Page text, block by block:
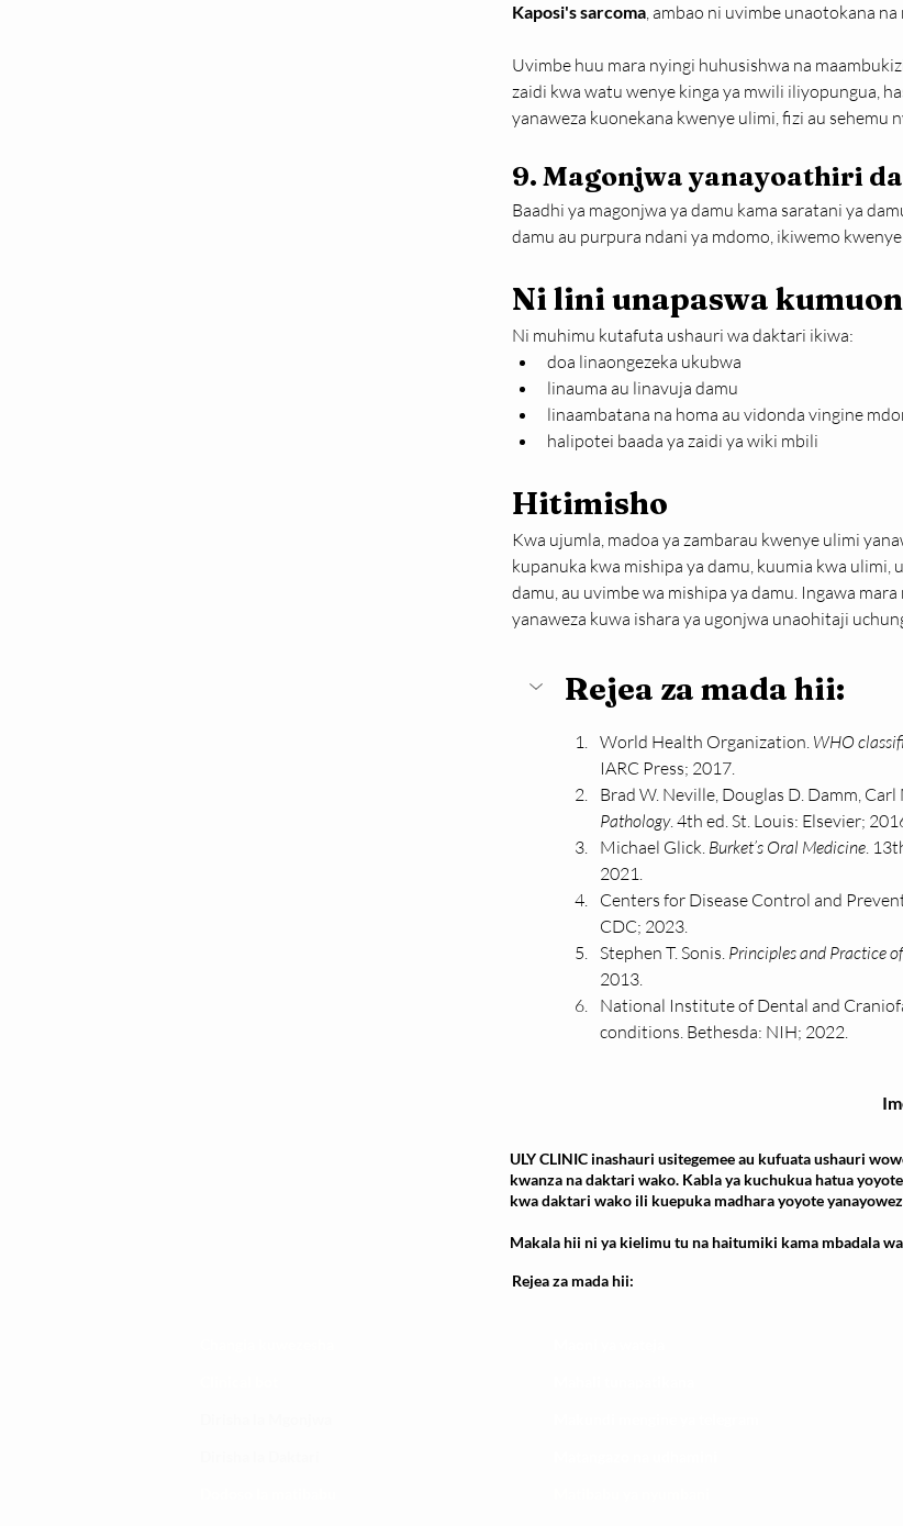
Kaposi's sarcoma, ambao ni uvimbe unaotokana na
Uvimbe huu mara nyingi huhusishwa na
zaidi kwa watu wenye kinga ya mwili iliyopungua,
yanaweza kuonekana kwenye ulimi, fizi au sehemu
9. Magonjwa yanayoathiri
Baadhi ya magonjwa ya damu kama saratani ya
damu au purpura ndani ya mdomo, ikiwemo
Ni lini unapaswa
Ni muhimu kutafuta ushauri wa daktari ikiwa:
doa linaongezeka ukubwa
linauma au linavuja damu
linaambatana na homa au vidonda vingine
halipotei baada ya zaidi ya wiki mbili
Hitimisho
Kwa ujumla, madoa ya zambarau kwenye ulimi
kupanu­ka kwa mishipa ya damu, kuumia kwa
damu, au uvimbe wa mishipa ya damu. Ingawa
yanaweza kuwa ishara ya ugonjwa unaohitaji
Rejea za mada hii:
World Health Organization. WHO
IARC Press; 2017.
Brad W. Neville, Douglas D. Damm, Carl
Pathology. 4th ed. St. Louis: Elsevier;
Michael Glick. Burket’s Oral Medicine.
2021.
Centers for Disease Control and
CDC; 2023.
Stephen T. Sonis. Principles and Practice
2013.
National Institute of Dental and
conditions. Bethesda: NIH; 2022.
ULY CLINIC inashauri usitegemee au kufuata ushauri
kwanza na daktari wako. Kabla ya kuchukua hatua
kwa daktari wako ili kuepuka madhara yoyote
Makala hii ni ya kielimu tu na haitumiki kama mbadala
Rejea za mada hii: